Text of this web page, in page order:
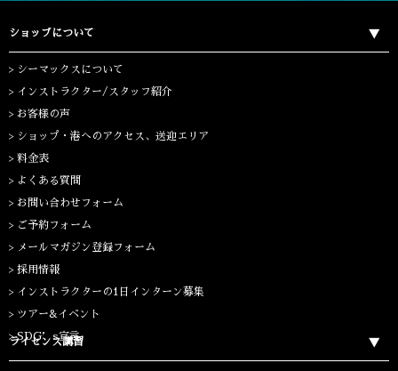
ショップについて
シーマックスについて
インストラクター/スタッフ紹介
お客様の声
ショップ・港へのアクセス、送迎エリア
料金表
よくある質問
お問い合わせフォーム
ご予約フォーム
メールマガジン登録フォーム
採用情報
インストラクターの1日インターン募集
ツアー&イベント
SDG’s宣言
ライセンス講習